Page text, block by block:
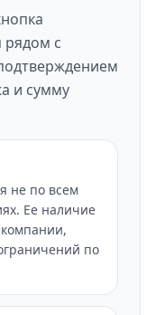
рядом с
и сумму
не по всем
Ее наличие
по